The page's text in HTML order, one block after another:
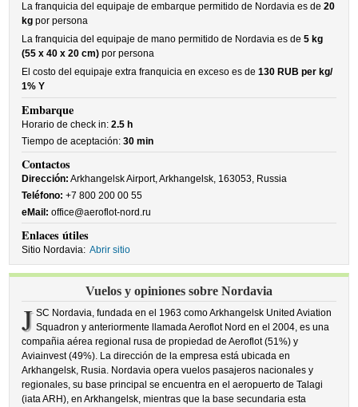
La franquicia del equipaje de embarque permitido de Nordavia es de20
kg por persona
La franquicia del equipaje de mano permitido de Nordavia es de5 kg
(55 x 40 x 20 cm) por persona
El costo del equipaje extra franquicia en exceso es de130 RUB per kg/
1% Y
Embarque
Horario de check in:2.5 h
Tiempo de aceptación:30 min
Contactos
Dirección: Arkhangelsk Airport, Arkhangelsk, 163053, Russia
Teléfono: +7 800 200 00 55
eMail: office@aeroflot-nord.ru
Enlaces útiles
Sitio Nordavia: Abrir sitio
Vuelos y opiniones sobre Nordavia
J SC Nordavia, fundada en el 1963 como Arkhangelsk United Aviation
Squadron y anteriormente llamada Aeroflot Nord en el 2004, es una
compañia aérea regional rusa de propiedad de Aeroflot (51%) y
Aviainvest (49%). La dirección de la empresa está ubicada en
Arkhangelsk, Rusia. Nordavia opera vuelos pasajeros nacionales y
regionales, su base principal se encuentra en el aeropuerto de Talagi
(iata ARH), en Arkhangelsk, mientras que la base secundaria esta